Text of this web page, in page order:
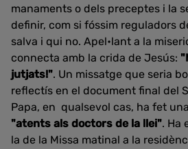
manaments o dels preceptes i la
definir, com si fóssim reguladors
salva i qui no. Apel•lant a la
connecta amb la crida de Jesús:
jutjats!". Un missatge que seria
reflectís en el document final del
Papa, en qualsevol cas, ha fet
"atents als doctors de la llei". Ha
la de la Missa matinal a la